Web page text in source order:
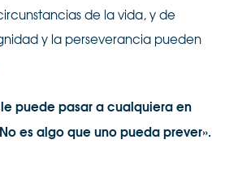
de la vida, y de
y la perseverancia pueden
puede pasar a cualquiera en
es algo que uno pueda prever».